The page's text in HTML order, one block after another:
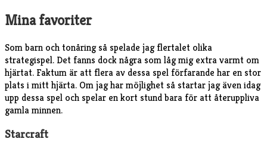
Mina favoriter
Som barn och tonåring så spelade jag flertalet olika
strategispel. Det fanns dock några som låg mig extra varmt om
hjärtat. Faktum är att flera av dessa spel förfarande har en stor
plats i mitt hjärta. Om jag har möjlighet så startar jag även idag
upp dessa spel och spelar en kort stund bara för att återuppliva
gamla minnen.
Starcraft